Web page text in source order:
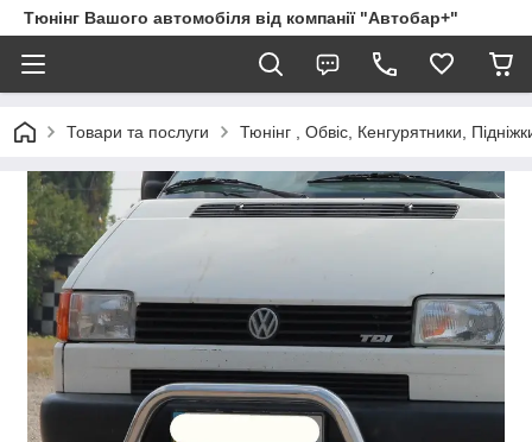
Тюнінг Вашого автомобіля від компанії "Автобар+"
Товари та послуги Тюнінг , Обвіс, Кенгурятники,